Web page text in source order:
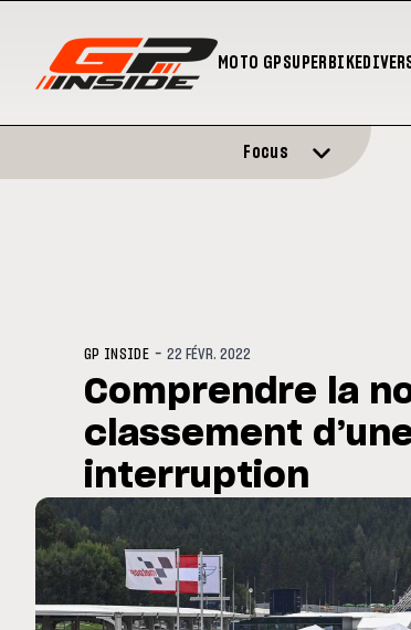
MOTO GPSUPERBIKE
club spécial dans
MOTO GP
Zarco évite
septembre
Focus
GP INSIDE -22 FÉVR. 2022
Comprendre la
classement
interruption